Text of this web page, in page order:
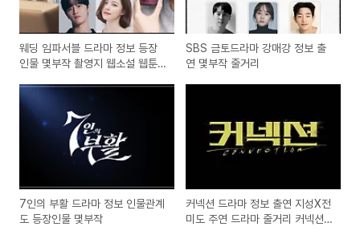
웨딩 임파서블 드라마 정보 등장
인물 몇부작 촬영지 웹소설 웹툰
SBS 금토드라마 강매강 정보 출
연 몇부작 줄거리
7인의 부활 드라마 정보 인물관계
도 등장인물 몇부작
커넥션 드라마 정보 출연 지성X전
미도 주연 드라마 줄거리 커넥션